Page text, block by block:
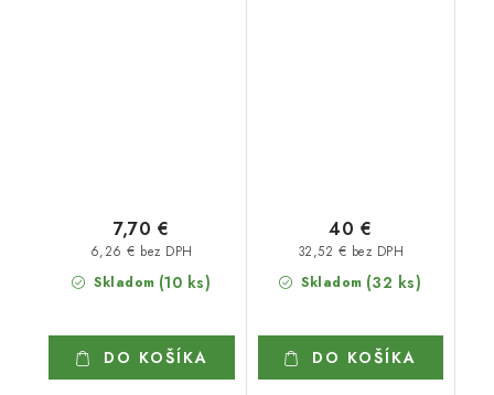
Skladom (10 ks)
6,26 € bez DPH
7,70 €
DO KOŠÍKA
Skladom (32 ks)
32,52 € bez DPH
40 €
DO KOŠÍKA